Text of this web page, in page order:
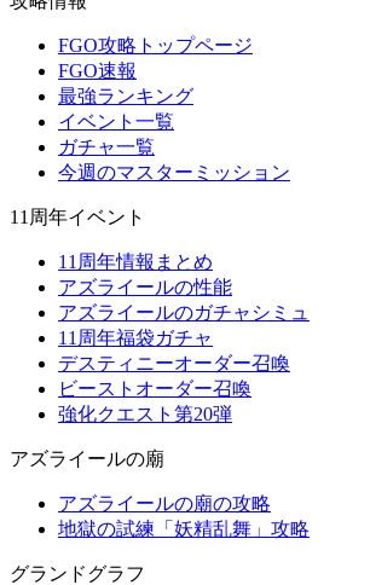
FGO攻略トップページ
FGO速報
最強ランキング
イベント一覧
ガチャ一覧
今週のマスターミッション
11周年イベント
11周年情報まとめ
アズライールの性能
アズライールのガチャシミュ
11周年福袋ガチャ
デスティニーオーダー召喚
ビーストオーダー召喚
強化クエスト第20弾
アズライールの廟
アズライールの廟の攻略
地獄の試練「妖精乱舞」攻略
グランドグラフ